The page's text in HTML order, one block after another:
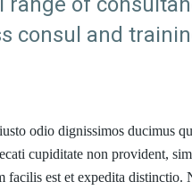
consul and
odio dignissimos ducimus
cupiditate non provident,
facilis est et expedita